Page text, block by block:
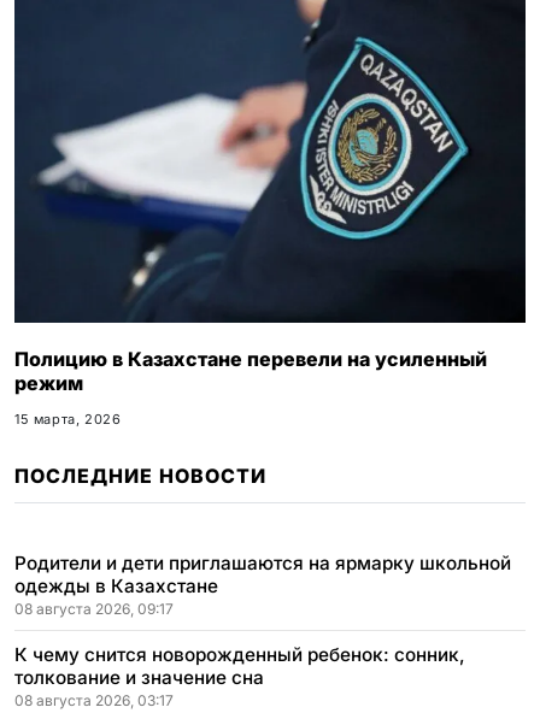
Полицию в Казахстане перевели на усиленный
режим
15 марта, 2026
ПОСЛЕДНИЕ НОВОСТИ
Родители и дети приглашаются на ярмарку школьной
одежды в Казахстане
08 августа 2026, 09:17
К чему снится новорожденный ребенок: сонник,
толкование и значение сна
08 августа 2026, 03:17